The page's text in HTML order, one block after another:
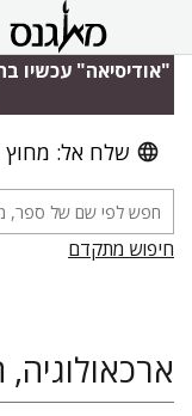
"אודיסיאה" עכשיו
שלח אל: מחוץ
חיפוש מתקדם